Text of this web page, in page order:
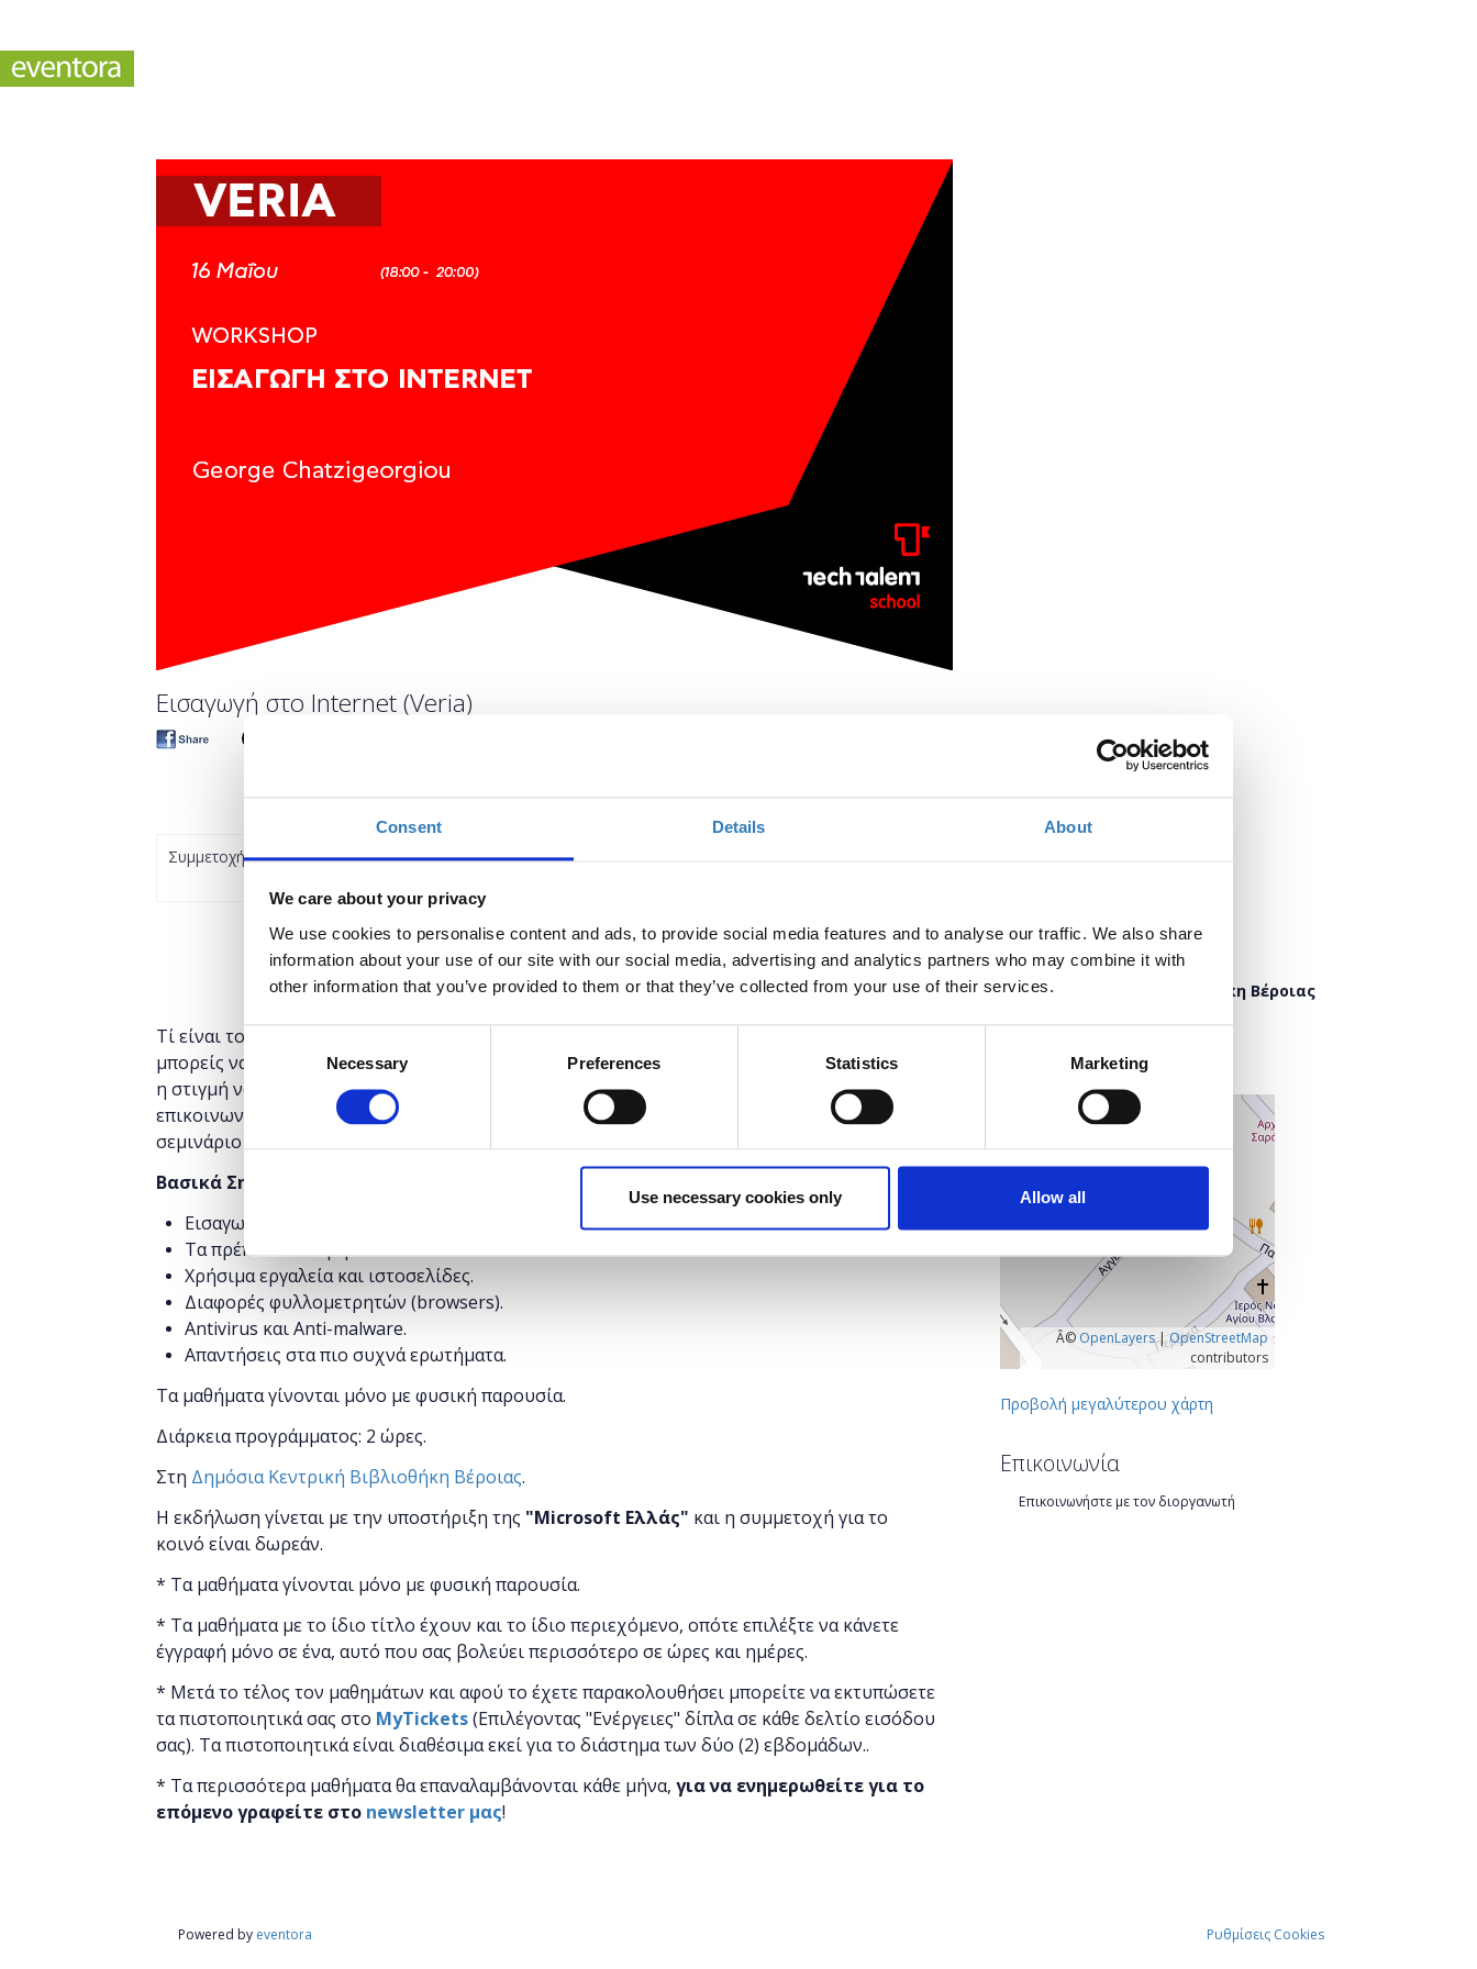
Consent Details About
We care about your privacy
We use cookies to personalise content and ads, to provide social media features and to analyse our traffic. We also share
information about your use of our site with our social media, advertising and analytics partners who may combine it with
other information that you’ve provided to them or that they’ve collected from your use of their services.
Consent
Selection
Necessary Preferences Statistics Marketing
Use necessary cookies only Allow all
Εισαγωγή στο Internet (Veria)
Συμμετοχή
Tί είναι το Ίντερνετ; Aναρωτιέσαι πώς δημιουργήθηκε, τί δυνατότητες προσφέρει και πώς
μπορείς να το χρησιμοποιήσεις στην καθημερινότητά σου με ασφάλεια; Αισθάνεσαι ότι ήρθε
η στιγμή να αξιοποιήσεις το διαδίκτυο και να χαθείς στο ταξίδι της πληροφορίας, της
επικοινωνίας και της διασκέδασης; Το Tech Talent School προσφέρει ένα εισαγωγικό
σεμινάριο στον κόσμο του Internet, ιδανικό για όσους θέλετε να γνωρίσετε τον χώρο.
Βασικά Σημεία
Εισαγωγή στις βασικές έννοιες.
Τα πρέπει και τα μη του διαδικτύου.
Χρήσιμα εργαλεία και ιστοσελίδες.
Διαφορές φυλλομετρητών (browsers).
Antivirus και Anti-malware.
Απαντήσεις στα πιο συχνά ερωτήματα.
Τα μαθήματα γίνονται μόνο με φυσική παρουσία.
Διάρκεια προγράμματος: 2 ώρες.
Στη Δημόσια Κεντρική Βιβλιοθήκη Βέροιας.
Η εκδήλωση γίνεται με την υποστήριξη της "Microsoft Ελλάς" και η συμμετοχή για το
κοινό είναι δωρεάν.
* Τα μαθήματα γίνονται μόνο με φυσική παρουσία.
* Τα μαθήματα με το ίδιο τίτλο έχουν και το ίδιο περιεχόμενο, οπότε επιλέξτε να κάνετε
έγγραφή μόνο σε ένα, αυτό που σας βολεύει περισσότερο σε ώρες και ημέρες.
* Μετά το τέλος τον μαθημάτων και αφού το έχετε παρακολουθήσει μπορείτε να εκτυπώσετε
τα πιστοποιητικά ​σας στο MyTickets(Επιλέγοντας "Ενέργειες" δίπλα σε κάθε δελτίο εισόδου
σας). Τα πιστοποιητικά είναι διαθέσιμα εκεί για το διάστημα των δύο (2) εβδομάδων..
* Τα περισσότερα μαθήματα θα επαναλαμβάνονται κάθε μήνα, για να ενημερωθείτε για το
επόμενο γραφείτε στο newsletter μας!
Πότε;
Τετάρτη, 16 Μαΐου 2018
Πού;
Δημόσια Κεντρική Βιβλιοθήκη Βέροιας
Ημαθία, Ελλάδα
Â© OpenLayers|OpenStreetMap
contributors
Προβολή μεγαλύτερου χάρτη
Επικοινωνία
Επικοινωνήστε με τον διοργανωτή
Powered by eventora Ρυθμίσεις Cookies